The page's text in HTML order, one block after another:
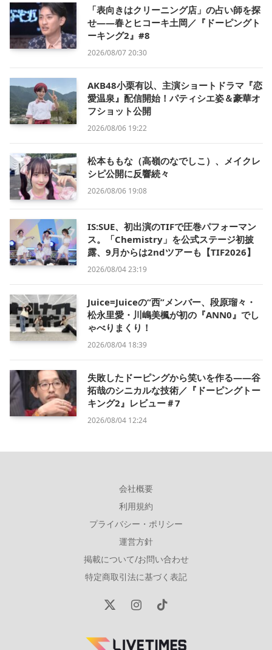
「表向きはクリーニング店」の占い師を探
せ——春とヒコーキ土岡／『ドーピングト
ーキング2』#8
2026/08/07 20:30
AKB48小栗有以、主演ショートドラマ『恋
愛温泉』配信開始！パティシエ姿＆豪華オ
フショット公開
2026/08/06 19:22
松本ももな（高嶺のなでしこ）、メイクレ
シピ公開に反響続々
2026/08/06 19:08
IS:SUE、初出演のTIFで圧巻パフォーマン
ス。「Chemistry」を公式ステージ初披
露、9月からは2ndツアーも【TIF2026】
2026/08/04 23:19
Juice=Juiceの“西”メンバー、段原瑠々・
松永里愛・川嶋美楓が初の『ANN0』でし
ゃべりまくり！
2026/08/04 18:39
失敗したドーピングから笑いを作る——谷
拓哉のシニカルな技術／『ドーピングトー
キング2』レビュー＃7
2026/08/04 12:24
会社概要
利用規約
プライバシー・ポリシー
運営方針
掲載について/お問い合わせ
特定商取引法に基づく表記
X
InstagramTikTok